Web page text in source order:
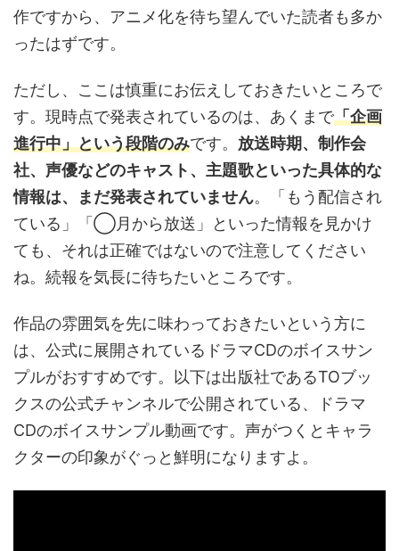
作ですから、アニメ化を待ち望んでいた読者も多か
ったはずです。
ただし、ここは慎重にお伝えしておきたいところで
す。現時点で発表されているのは、あくまで「企画
進行中」という段階のみです。 放送時期、制作会
社、声優などのキャスト、主題歌といった具体的な
情報は、まだ発表されていません。「もう配信され
ている」「◯月から放送」といった情報を見かけ
ても、それは正確ではないので注意してください
ね。続報を気長に待ちたいところです。
作品の雰囲気を先に味わっておきたいという方に
は、公式に展開されているドラマCDのボイスサン
プルがおすすめです。以下は出版社であるTOブッ
クスの公式チャンネルで公開されている、ドラマ
CDのボイスサンプル動画です。声がつくとキャラ
クターの印象がぐっと鮮明になりますよ。